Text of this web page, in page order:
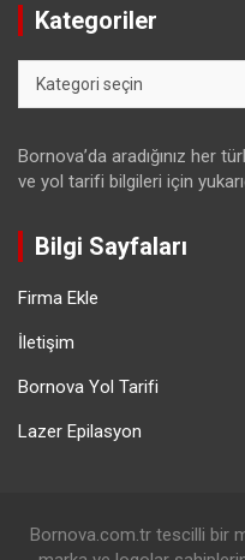
Kategoriler
Bornova’da aradığınız her
ve yol tarifi bilgileri için
Bilgi Sayfaları
Firma Ekle
İletişim
Bornova Yol Tarifi
Lazer Epilasyon
Bornova.com.tr tescilli bir